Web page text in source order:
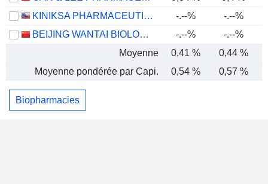
KINIKSA PHARMACEUTICALS INTERNATIONAL, PLC
-.--% -.--%
BEIJING WANTAI BIOLOGICAL PHARMACY ENTERPRISE CO., LTD.
-.--% -.--%
Moyenne
0,41 %
0,44 %
Moyenne pondérée par Capi.
0,54 % 0,57 %
Biopharmacies